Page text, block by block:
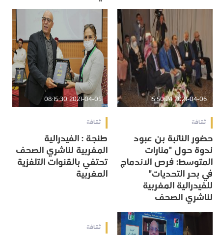
2021-04-06 15:50:24
ثقافة
حضور النائبة بن عبود
ندوة حول "منارات
المتوسط: فرص الاندماج
في بحر التحديات"
للفيدرالية المغربية
لناشري الصحف
2021-04-05 08:15:30
ثقافة
طنجة : الفيدرالية
المغربية لناشري الصحف
تحتفي بالقنوات التلفزية
المغربية
ثقافة